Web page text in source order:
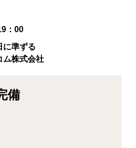
：00
に準ずる
ム株式会社
備